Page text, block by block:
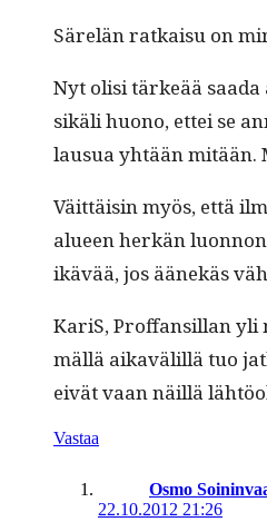
Särelän ratkaisu on
Nyt olisi tärkeää
sikäli huono, ettei se
lausua yhtään mitään.
Väit­täisin myös, että
alueen herkän
ikävää, jos äänekäs
KariS, Prof­fan­sil­lan yli
mäl­lä aikavälil­lä tuo
eivät vaan näil­lä
Vastaa
Osmo
22.10.2012 21:26